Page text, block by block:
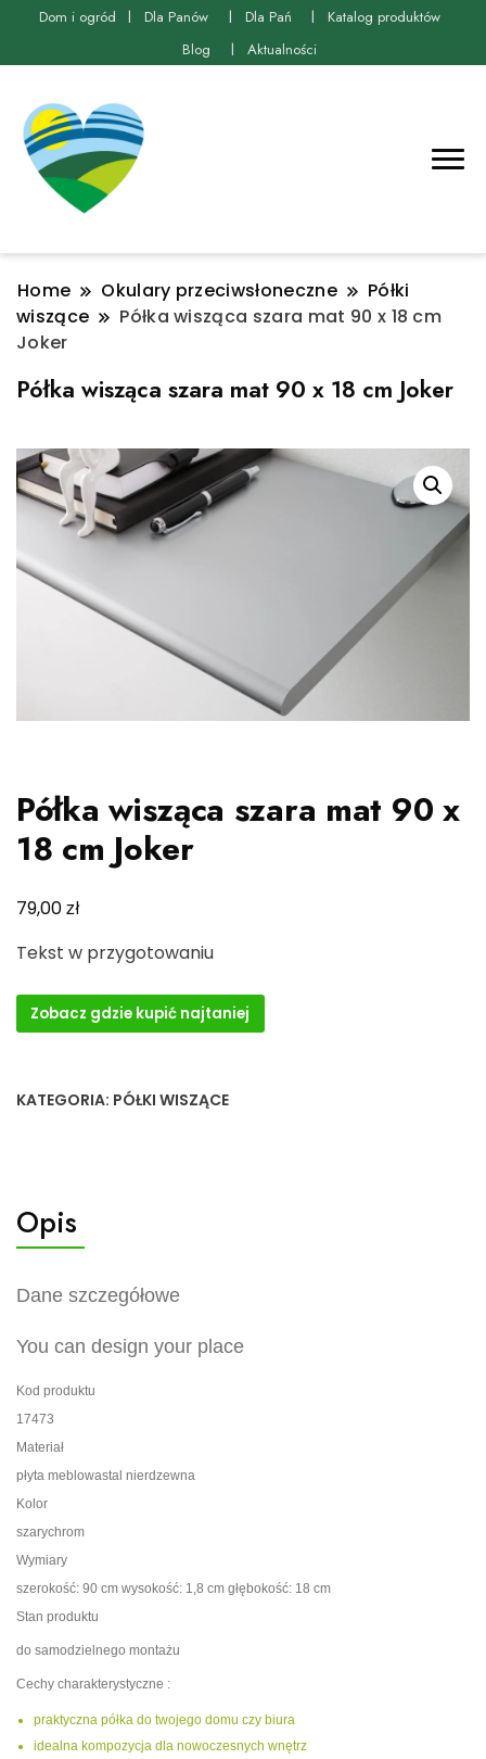
Dom i ogród Dla Panów Dla Pań
Katalog produktów
Blog
Aktualności
Home Okulary przeciwsłoneczne
Półki
wiszące
Półka wisząca szara mat 90 x 18 cm
Joker
Półka wisząca szara mat 90 x 18 cm Joker
Półka wisząca szara mat 90 x
18 cm Joker
79,00zł
Tekst w przygotowaniu
Zobacz gdzie kupić najtaniej
KATEGORIA: PÓŁKI WISZĄCE
Opis
Dane szczegółowe
You can design your place
Kod produktu
17473
Materiał
płyta meblowastal nierdzewna
Kolor
szarychrom
Wymiary
szerokość: 90 cm wysokość: 1,8 cm głębokość: 18 cm
Stan produktu
do samodzielnego montażu
Cechy charakterystyczne :
praktyczna półka do twojego domu czy biura
idealna kompozycja dla nowoczesnych wnętrz